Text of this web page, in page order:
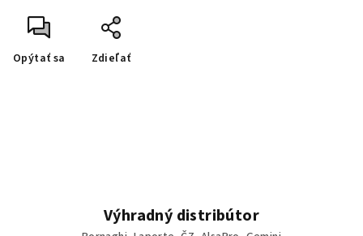
Opýtať sa Zdieľať
Výhradný distribútor